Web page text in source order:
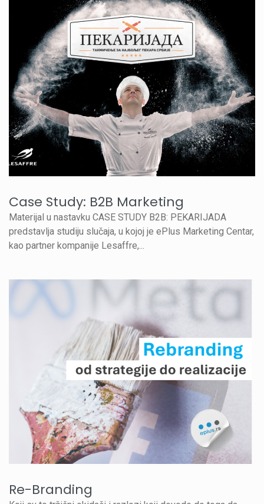
Case Study: B2B Marketing
Materijal u nastavku CASE STUDY B2B: PEKARIJADA
predstavlja studiju slučaja, u kojoj je ePlus Marketing Centar,
kao partner kompanije Lesaffre,...
Re-Branding